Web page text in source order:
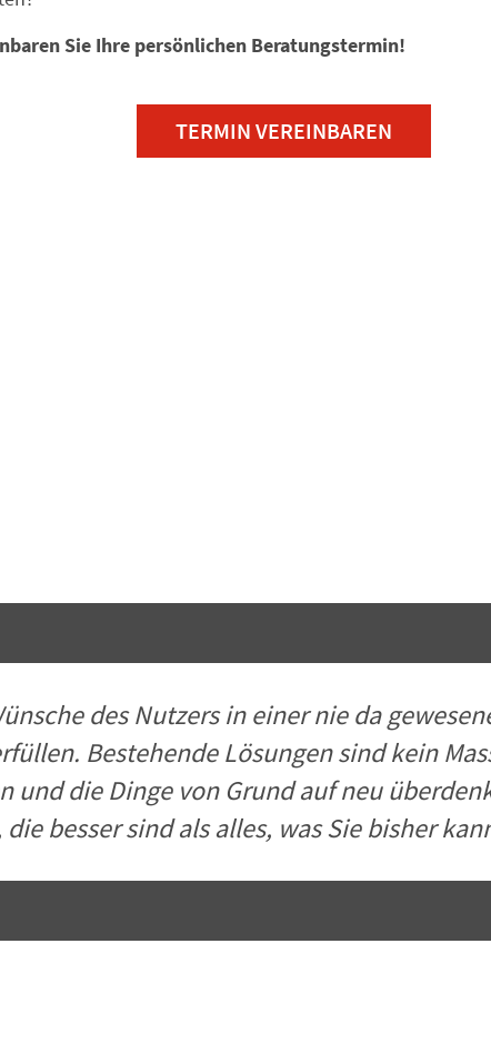
Sie Ihre persönlichen Beratungstermin!
TERMIN VEREINBAREN
des Nutzers in einer nie da
Bestehende Lösungen sind kein
und die Dinge von Grund auf neu
besser sind als alles, was Sie bisher